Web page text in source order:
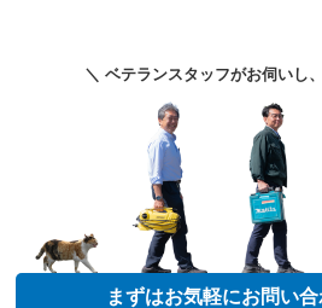
＼ ベテランスタッフがお伺いし
まずはお気軽にお問い